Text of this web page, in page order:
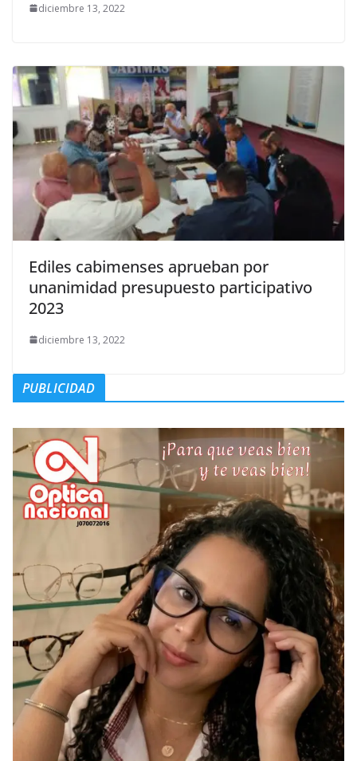
diciembre 13, 2022
Ediles cabimenses aprueban por
unanimidad presupuesto participativo
2023
diciembre 13, 2022
PUBLICIDAD